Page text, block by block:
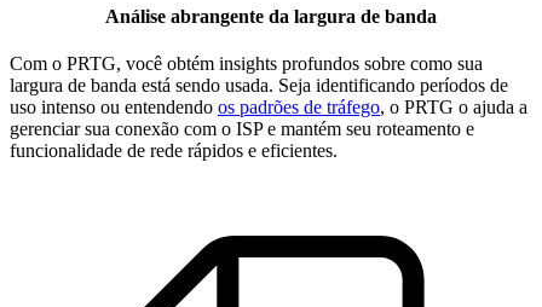
Análise abrangente da largura de banda
Com o PRTG, você obtém insights profundos sobre como sua
largura de banda está sendo usada. Seja identificando períodos de
uso intenso ou entendendo os padrões de tráfego, o PRTG o ajuda a
gerenciar sua conexão com o ISP e mantém seu roteamento e
funcionalidade de rede rápidos e eficientes.